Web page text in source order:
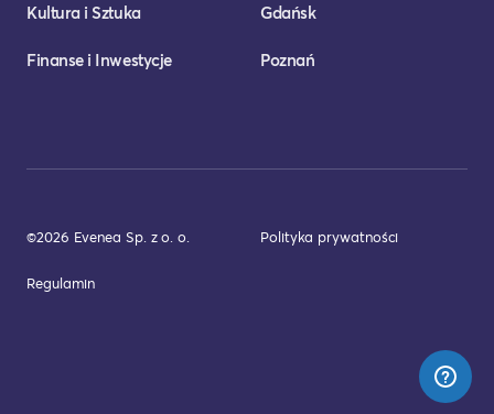
Kultura i Sztuka
Finanse i Inwestycje
Gdańsk
Poznań
©2026 Evenea Sp. z o. o. Polityka prywatności
Regulamin